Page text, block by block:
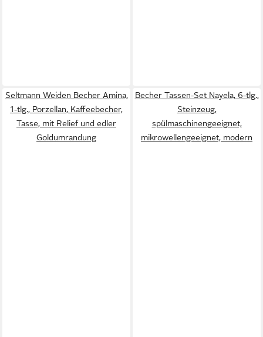
Seltmann Weiden Becher Amina,
1-tlg., Porzellan, Kaffeebecher,
Tasse, mit Relief und edler
Goldumrandung
Becher Tassen-Set Nayela, 6-tlg.,
Steinzeug,
spülmaschinengeeignet,
mikrowellengeeignet, modern